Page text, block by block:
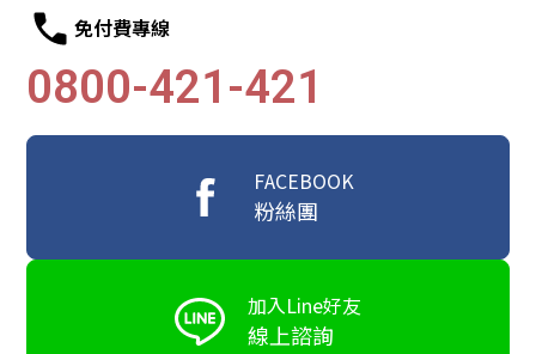
免付費專線
0800-421-421
FACEBOOK
粉絲團
加入Line好友
線上諮詢